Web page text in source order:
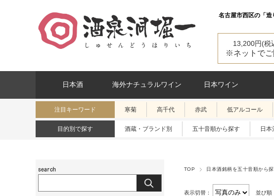
名古屋市西区の「
13,200円(税
※ネットでご
日本酒 海外ナチュラルワイン 日本ワイン
注目キーワード 寒菊 高千代 赤武 低アルコール
目的別で探す 酒蔵・ブランド別 五十音順から探す 日本
TOP 日本酒銘柄を五十音順から
表示切替： 並び順